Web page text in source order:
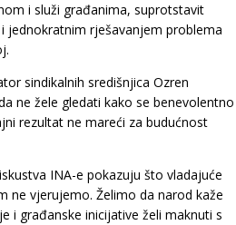
i služi građanima, suprotstavit
jednokratnim rješavanjem problema
sindikalnih središnjica Ozren
ne žele gledati kako se benevolentno
rezultat ne mareći za budućnost
INA-e pokazuju što vladajuće
ne vjerujemo. Želimo da narod kaže
i građanske inicijative želi maknuti s